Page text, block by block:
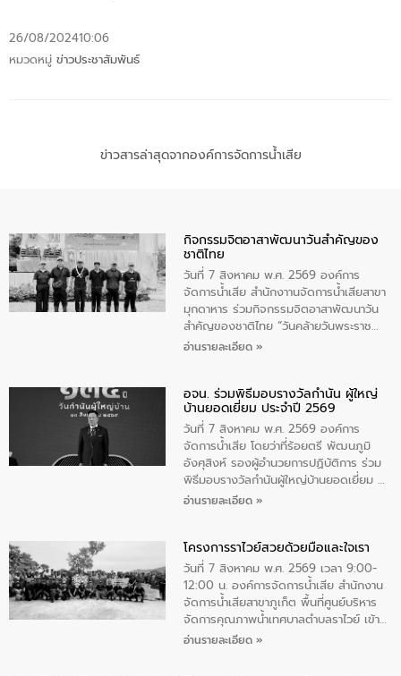
26/08/202410:06
หมวดหมู่ ข่าวประชาสัมพันธ์
ข่าวสารล่าสุดจากองค์การจัดการน้ำเสีย
กิจกรรมจิตอาสาพัฒนาวันสําคัญของ
ชาติไทย
วันที่ 7 สิงหาคม พ.ศ. 2569 องค์การ
จัดการน้ำเสีย สำนักงาานจัดการน้ำเสียสาขา
มุกดาหาร ร่วมกิจกรรมจิตอาสาพัฒนาวัน
สําคัญของชาติไทย “วันคล้ายวันพระราช
สมภพ สมเด็จพระนางเจ้าสิริกิติ์พระบรม
ทิพย์คำ รองผู้ว่าราชการจังหวัดมุกดาหาร
เป็นประธานในพิธี ณ เรือนจําชั่วคราวนาโสก
ตําบลนาโสก อําเภอเมืองมุกดาหาร จังหวัด
มุกดาหาร โดยในกิจกรรมได้ร่วมปลูกป่า และ
ทําความสะอาดภายในบริเวณ จัดกิจกรรม
เพื่อถวายเป็นพระราชกุศล สมเด็จพระนาง
เจ้าสิริกิติ์พระบรมราชินีนาถ พระบรมราช
อ่านรายละเอียด »
อจน. ร่วมพิธีมอบรางวัลกำนัน ผู้ใหญ่
บ้านยอดเยี่ยม ประจำปี 2569
วันที่ 7 สิงหาคม พ.ศ. 2569 องค์การ
จัดการน้ำเสีย โดยว่าที่ร้อยตรี พัฒนภูมิ
อังศุสิงห์ รองผู้อำนวยการปฏิบัติการ ร่วม
พิธีมอบรางวัลกำนันผู้ใหญ่บ้านยอดเยี่ยม ณ
ทำเนียบรัฐบาล โดยมีนายอนุทิน ชาญวีรกูล
ทองคำและประกาศเกียรติคุณให้แก่ กำนัน
ผู้ใหญ่บ้านยอดเยี่ยม พร้อมกล่าวชื่นชม ให้
โอวาท และมอบนโยบาย
อ่านรายละเอียด »
โครงการราไวย์สวยด้วยมือและใจเรา
วันที่ 7 สิงหาคม พ.ศ. 2569 เวลา 9:00-
12:00 น. องค์การจัดการน้ำเสีย สำนักงาน
จัดการน้ำเสียสาขาภูเก็ต พื้นที่ศูนย์บริหาร
จัดการคุณภาพน้ำเทศบาลตำบลราไวย์ เข้า
ร่วมโครงการราไวย์สวยด้วยมือและใจเรา
อ่านรายละเอียด »